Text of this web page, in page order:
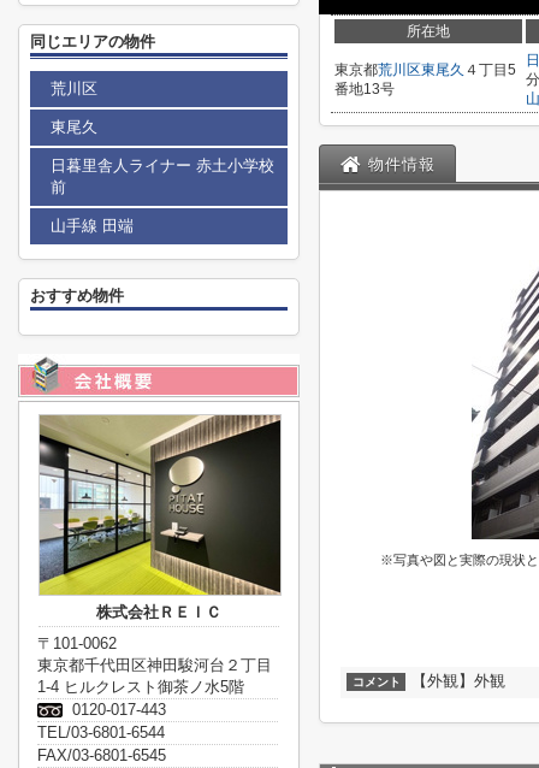
所在地
東京都荒川区東尾久 ４丁目5
番地13号
分
物件情報
※写真や図と実際の現状
コメント 【外観】外観
同じエリアの物件
荒川区
東尾久
日暮里舎人ライナー 赤土小学校
前
山手線 田端
おすすめ物件
株式会社ＲＥＩＣ
〒101-0062
東京都千代田区神田駿河台２丁目
1-4 ヒルクレスト御茶ノ水5階
0120-017-443
TEL/03-6801-6544
FAX/03-6801-6545